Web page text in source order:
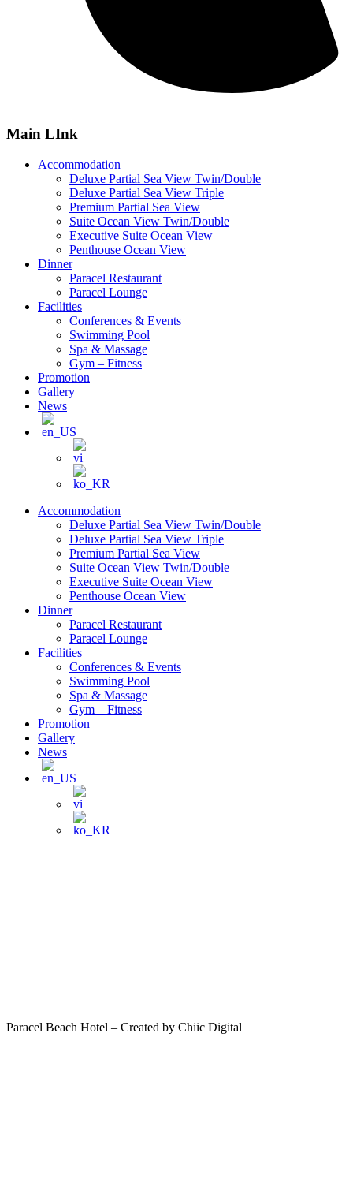
Main LInk
Accommodation
Deluxe Partial Sea View Twin/Double
Deluxe Partial Sea View Triple
Premium Partial Sea View
Suite Ocean View Twin/Double
Executive Suite Ocean View
Penthouse Ocean View
Dinner
Paracel Restaurant
Paracel Lounge
Facilities
Conferences & Events
Swimming Pool
Spa & Massage
Gym – Fitness
Promotion
Gallery
News
Accommodation
Deluxe Partial Sea View Twin/Double
Deluxe Partial Sea View Triple
Premium Partial Sea View
Suite Ocean View Twin/Double
Executive Suite Ocean View
Penthouse Ocean View
Dinner
Paracel Restaurant
Paracel Lounge
Facilities
Conferences & Events
Swimming Pool
Spa & Massage
Gym – Fitness
Promotion
Gallery
News
Paracel Beach Hotel – Created by Chiic Digital